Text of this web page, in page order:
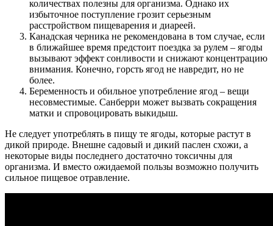
количествах полезны для организма. Однако их
избыточное поступление грозит серьезным
расстройством пищеварения и диареей.
Канадская черника не рекомендована в том случае, если
в ближайшее время предстоит поездка за рулем – ягоды
вызывают эффект сонливости и снижают концентрацию
внимания. Конечно, горсть ягод не навредит, но не
более.
Беременность и обильное употребление ягод – вещи
несовместимые. Санберри может вызвать сокращения
матки и спровоцировать выкидыш.
Не следует употреблять в пищу те ягоды, которые растут в
дикой природе. Внешне садовый и дикий паслен схожи, а
некоторые виды последнего достаточно токсичны для
организма. И вместо ожидаемой пользы возможно получить
сильное пищевое отравление.